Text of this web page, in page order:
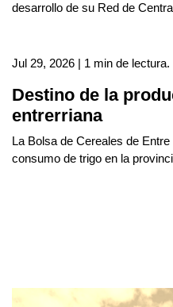
desarrollo de su Red de
Jul 29, 2026 | 1 min de lectura.
Destino de la
entrerriana
La Bolsa de Cereales de
consumo de trigo en la